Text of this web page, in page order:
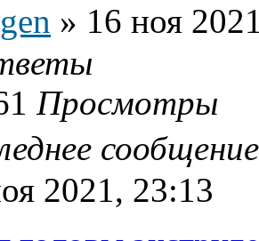
» 16 ноя
Просмотры
2021, 23:13